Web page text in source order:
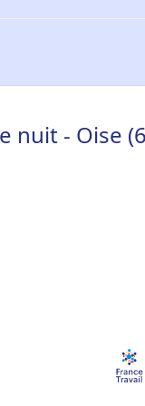
nuit - Oise